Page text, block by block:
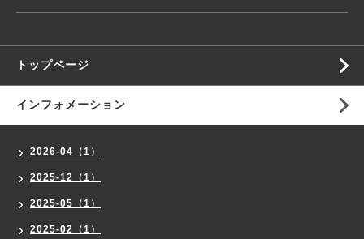
トップページ
インフォメーション
2026-04（1）
2025-12（1）
2025-05（1）
2025-02（1）